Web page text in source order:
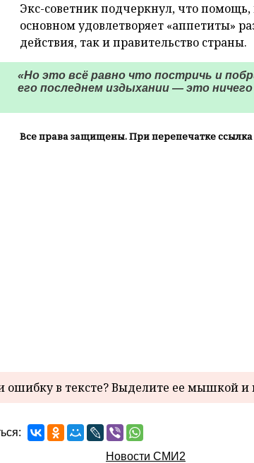
Экс-советник подчеркнул, что
основном удовлетворяет «аппетиты»
действия, так и правительство страны.
«Но это всё равно что постричь и
его последнем издыхании — это
Все права защищены. При перепечатке
в тексте? Выделите ее мышкой и
Новости СМИ2